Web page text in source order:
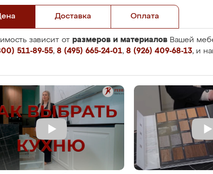
Доставка Оплата
зависит от размеров и материалов Вашей
511-89-55, 8 (495) 665-24-01, 8 (926) 409-68-13, и